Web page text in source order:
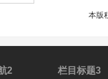
本版
2 栏目标题3